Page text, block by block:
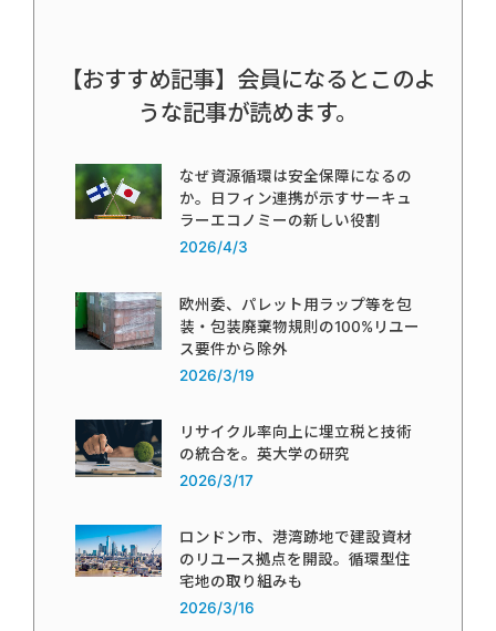
【おすすめ記事】会員になるとこのよ
うな記事が読めます。
なぜ資源循環は安全保障になるの
か。日フィン連携が示すサーキュ
ラーエコノミーの新しい役割
2026/4/3
欧州委、パレット用ラップ等を包
装・包装廃棄物規則の100%リユー
ス要件から除外
2026/3/19
リサイクル率向上に埋立税と技術
の統合を。英大学の研究
2026/3/17
ロンドン市、港湾跡地で建設資材
のリユース拠点を開設。循環型住
宅地の取り組みも
2026/3/16